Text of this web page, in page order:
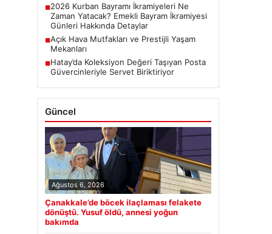
■2026 Kurban Bayramı İkramiyeleri Ne
Zaman Yatacak? Emekli Bayram İkramiyesi
Günleri Hakkında Detaylar
■Açık Hava Mutfakları ve Prestijli Yaşam
Mekanları
■Hatay’da Koleksiyon Değeri Taşıyan Posta
Güvercinleriyle Servet Biriktiriyor
Güncel
Ağustos 6, 2026
Çanakkale’de böcek ilaçlaması felakete
dönüştü. Yusuf öldü, annesi yoğun
bakımda